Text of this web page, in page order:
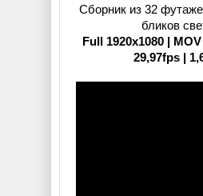
Сборник из 32
бликов
Full 1920x1080 |
29,97fps |